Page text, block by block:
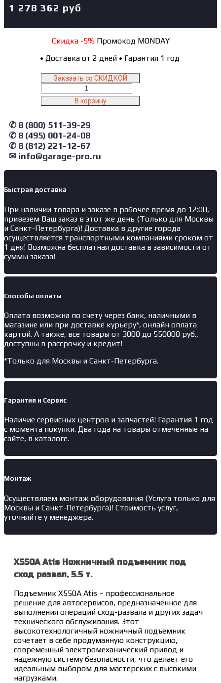
1 278 362 руб
Скидка -5%Промокод MONDAY
• Доставка от 2 дней • Гарантия 1 год
Заказать со СКИДКОЙ
товара
X550A
Ножничный
подъемник
под
сход
развал,
5.5
В корзину
✆ 8 (800) 511-39-29
✆ 8 (495) 001-24-08
✆ 8 (812) 221-12-67
✉ info@garage-pro.ru
Быстрая доставка
При наличии товара и заказе в рабочее время до 12:00,
привезем Ваш заказ в этот же день (Только для Москвы
и Санкт-Петербурга)! Доставка в другие города
осуществляется транспортными компаниями сроком от
1 дня! Возможна бесплатная доставка в зависимости от
суммы заказа!
Способы оплаты
Оплата возможна по счету через банк, наличными в
магазине или при доставке курьеру*, онлайн оплата
картой. А также, все товары от 3000 до 550000 руб.,
доступны в рассрочку и кредит!
*Только для Москвы и Санкт-Петербурга.
Гарантия и Сервис
Наличие сервисных центров и запчастей! Гарантия 1 год
с момента покупки. Два года на товары отмеченные на
сайте, в каталоге.
Монтаж
Осуществляем монтаж оборудования (Услуга только для
Москвы и Санкт-Петербурга)! Стоимость услуг,
уточняйте у менеджера.
X550A Atis Ножничный подъемник под
сход развал, 5.5 т.
Подъемник X550A Atis – профессиональное
решение для автосервисов, предназначенное для
выполнения операций сход-развала и других задач
технического обслуживания. Этот
высокотехнологичный ножничный подъемник
сочетает в себе продуманную конструкцию,
современный электромеханический привод и
надежную систему безопасности, что делает его
идеальным выбором для мастерских с высокими
нагрузками.